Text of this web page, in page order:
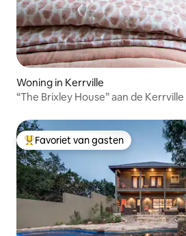
Woning in Kerrville
“The Brixley House” aan de Kerrville
Topfavoriet van gasten
Favoriet van gasten